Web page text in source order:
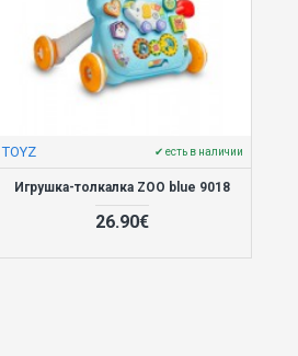
TOYZ ✔ есть в наличии
Игрушка-толкалка ZOO blue 9018
26.90€